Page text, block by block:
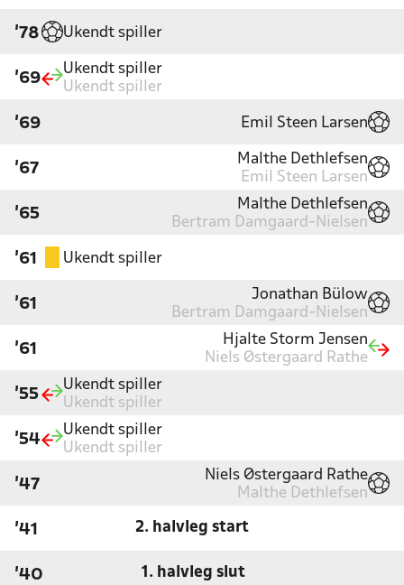
'78 Ukendt spiller
'69
Ukendt spiller
Ukendt spiller
'69 Emil Steen Larsen
'67
Malthe Dethlefsen
Emil Steen Larsen
'65
Malthe Dethlefsen
Bertram Damgaard-Nielsen
'61 Ukendt spiller
'61
Jonathan Bülow
Bertram Damgaard-Nielsen
'61
Hjalte Storm Jensen
Niels Østergaard Rathe
'55
Ukendt spiller
Ukendt spiller
'54
Ukendt spiller
Ukendt spiller
'47
Niels Østergaard Rathe
Malthe Dethlefsen
'41 2. halvleg start
'40 1. halvleg slut